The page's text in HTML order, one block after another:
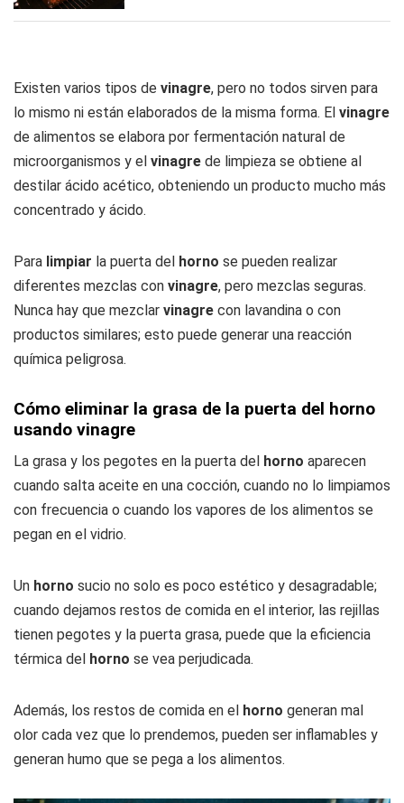
Existen varios tipos de vinagre, pero no todos sirven para
lo mismo ni están elaborados de la misma forma. El vinagre
de alimentos se elabora por fermentación natural de
microorganismos y el vinagre de limpieza se obtiene al
destilar ácido acético, obteniendo un producto mucho más
concentrado y ácido.
Para limpiar la puerta del horno se pueden realizar
diferentes mezclas con vinagre, pero mezclas seguras.
Nunca hay que mezclar vinagre con lavandina o con
productos similares; esto puede generar una reacción
química peligrosa.
Cómo eliminar la grasa de la puerta del horno
usando vinagre
La grasa y los pegotes en la puerta del horno aparecen
cuando salta aceite en una cocción, cuando no lo limpiamos
con frecuencia o cuando los vapores de los alimentos se
pegan en el vidrio.
Un horno sucio no solo es poco estético y desagradable;
cuando dejamos restos de comida en el interior, las rejillas
tienen pegotes y la puerta grasa, puede que la eficiencia
térmica del horno se vea perjudicada.
Además, los restos de comida en el horno generan mal
olor cada vez que lo prendemos, pueden ser inflamables y
generan humo que se pega a los alimentos.